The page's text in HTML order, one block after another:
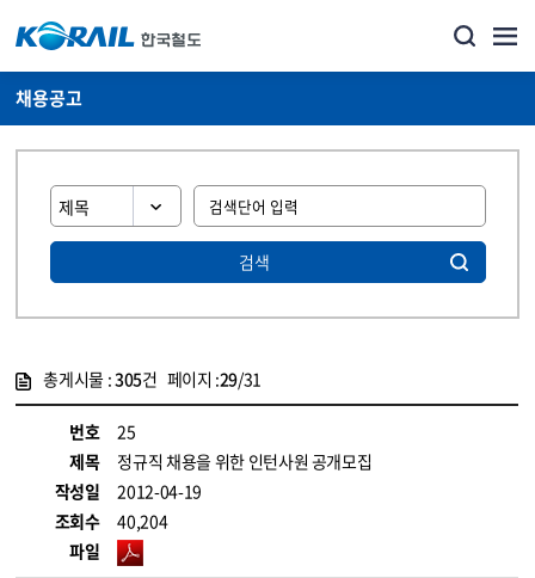
채용공고
검색
총게시물 :305건 페이지 :29/31
번호
25
제목
정규직 채용을 위한 인턴사원 공개모집
작성일
2012-04-19
조회수
40,204
파일